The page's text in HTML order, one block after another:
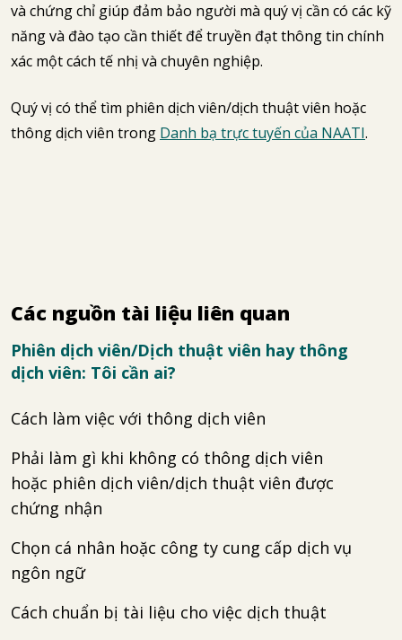
Các nguồn tài liệu liên quan
Phiên dịch viên/Dịch thuật viên hay thông
dịch viên: Tôi cần ai?
Cách làm việc với thông dịch viên
Phải làm gì khi không có thông dịch viên
hoặc phiên dịch viên/dịch thuật viên được
chứng nhận
Chọn cá nhân hoặc công ty cung cấp dịch vụ
ngôn ngữ
Cách chuẩn bị tài liệu cho việc dịch thuật
và chứng chỉ giúp đảm bảo người mà quý vị cần có các kỹ
năng và đào tạo cần thiết để truyền đạt thông tin chính
xác một cách tế nhị và chuyên nghiệp.
Quý vị có thể tìm phiên dịch viên/dịch thuật viên hoặc
thông dịch viên trong Danh bạ trực tuyến của NAATI.